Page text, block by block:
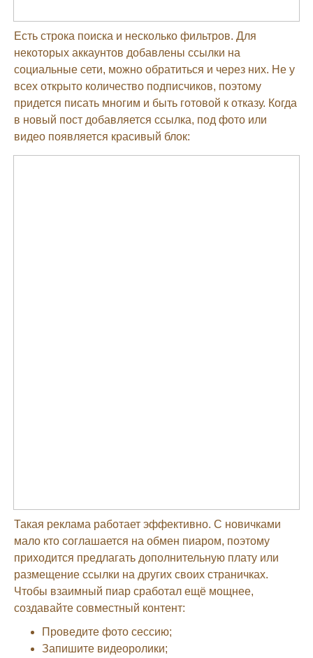
Есть строка поиска и несколько фильтров. Для
некоторых аккаунтов добавлены ссылки на
социальные сети, можно обратиться и через них. Не у
всех открыто количество подписчиков, поэтому
придется писать многим и быть готовой к отказу. Когда
в новый пост добавляется ссылка, под фото или
видео появляется красивый блок:
Такая реклама работает эффективно. С новичками
мало кто соглашается на обмен пиаром, поэтому
приходится предлагать дополнительную плату или
размещение ссылки на других своих страничках.
Чтобы взаимный пиар сработал ещё мощнее,
создавайте совместный контент:
Проведите фото сессию;
Запишите видеоролики;